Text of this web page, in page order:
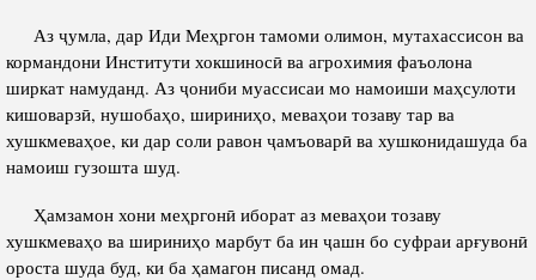
Аз ҷумла, дар Иди Меҳргон тамоми олимон, мутахассисон ва
кормандони Институти хокшиносӣ ва агрохимия фаъолона
ширкат намуданд. Аз ҷониби муассисаи мо намоиши маҳсулоти
кишоварзӣ, нушобаҳо, шириниҳо, меваҳои тозаву тар ва
хушкмеваҳое, ки дар соли равон ҷамъоварӣ ва хушконидашуда ба
намоиш гузошта шуд.
Ҳамзамон хони меҳргонӣ иборат аз меваҳои тозаву
хушкмеваҳо ва шириниҳо марбут ба ин ҷашн бо суфраи арғувонӣ
ороста шуда буд, ки ба ҳамагон писанд омад.